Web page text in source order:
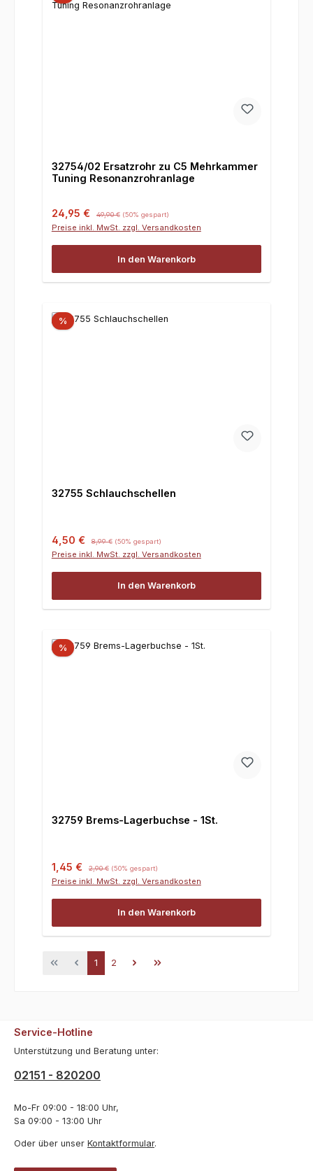
32754/02 Ersatzrohr zu C5 Mehrkammer
Tuning Resonanzrohranlage
Verkaufspreis:
24,95 € 49,90 € (50% gespart)
Preise inkl. MwSt. zzgl. Versandkosten
In den Warenkorb
%
32755 Schlauchschellen
Verkaufspreis:
4,50 € 8,99 € (50% gespart)
Preise inkl. MwSt. zzgl. Versandkosten
In den Warenkorb
%
32759 Brems-Lagerbuchse - 1St.
Verkaufspreis:
1,45 € 2,90 € (50% gespart)
Preise inkl. MwSt. zzgl. Versandkosten
In den Warenkorb
Seite
1 Seite
2
Service-Hotline
Unterstützung und Beratung unter:
02151 - 820200
Mo-Fr 09:00 - 18:00 Uhr,
Sa 09:00 - 13:00 Uhr
Oder über unser Kontaktformular.